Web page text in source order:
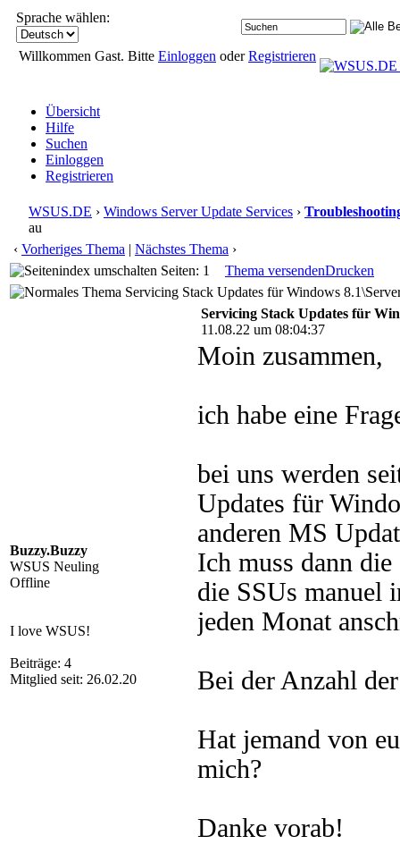
Sprache wählen:
Willkommen Gast. Bitte Einloggen oderRegistrieren
Übersicht
Hilfe
Suchen
Einloggen
Registrieren
WSUS.DE › Windows Server Update Services ›
au
‹ Vorheriges Thema | Nächstes Thema ›
Seiten: 1
Thema versendenDrucken
Servicing Stack Updates für Windows
Buzzy.Buzzy
WSUS Neuling
Offline
I love WSUS!
Beiträge: 4
Mitglied seit: 26.02.20
Servicing Stack Updates für
11.08.22 um 08:04:37
Moin zusammen,
ich habe eine
bei uns werden
Updates für
anderen MS
Ich muss dann
die SSUs manuel
jeden Monat
Bei der Anzahl
Hat jemand von
mich?
Danke vorab!